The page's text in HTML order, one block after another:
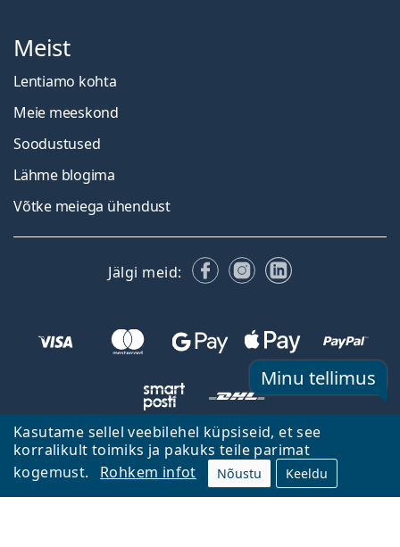
Kasutame sellel veebilehel küpsiseid, et see
korralikult toimiks ja pakuks teile parimat
kogemust.
Rohkem infot Nõustu Keeldu
Minu tellimus
Meist
Lentiamo kohta
Meie meeskond
Soodustused
Lähme blogima
Võtke meiega ühendust
Jälgi meid: FacebookInstagram
LinkedIn
Tagasi avalehele
Mine üles
Lentiamo.ee kuulub ja seda haldab Lentiamo s.r.o., Tšehhi
Siin teie jaoks viimased 18 aastat.